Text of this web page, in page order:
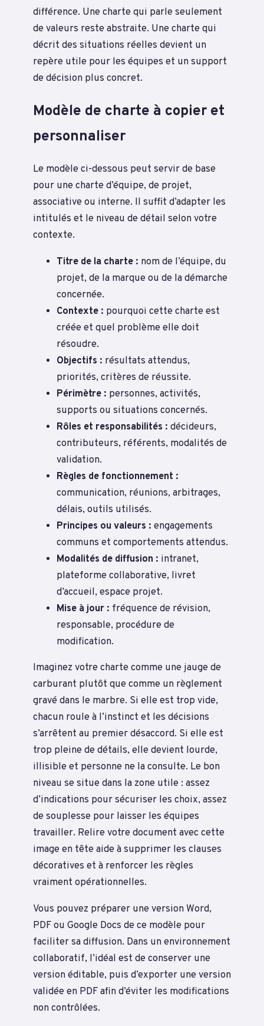
différence. Une charte qui parle seulement
de valeurs reste abstraite. Une charte qui
décrit des situations réelles devient un
repère utile pour les équipes et un support
de décision plus concret.
Modèle de charte à copier et
personnaliser
Le modèle ci-dessous peut servir de base
pour une charte d’équipe, de projet,
associative ou interne. Il suffit d’adapter les
intitulés et le niveau de détail selon votre
contexte.
Titre de la charte : nom de l’équipe, du
projet, de la marque ou de la démarche
concernée.
Contexte : pourquoi cette charte est
créée et quel problème elle doit
résoudre.
Objectifs : résultats attendus,
priorités, critères de réussite.
Périmètre : personnes, activités,
supports ou situations concernés.
Rôles et responsabilités : décideurs,
contributeurs, référents, modalités de
validation.
Règles de fonctionnement :
communication, réunions, arbitrages,
délais, outils utilisés.
Principes ou valeurs : engagements
communs et comportements attendus.
Modalités de diffusion : intranet,
plateforme collaborative, livret
d’accueil, espace projet.
Mise à jour : fréquence de révision,
responsable, procédure de
modification.
Imaginez votre charte comme une jauge de
carburant plutôt que comme un règlement
gravé dans le marbre. Si elle est trop vide,
chacun roule à l’instinct et les décisions
s’arrêtent au premier désaccord. Si elle est
trop pleine de détails, elle devient lourde,
illisible et personne ne la consulte. Le bon
niveau se situe dans la zone utile : assez
d’indications pour sécuriser les choix, assez
de souplesse pour laisser les équipes
travailler. Relire votre document avec cette
image en tête aide à supprimer les clauses
décoratives et à renforcer les règles
vraiment opérationnelles.
Vous pouvez préparer une version Word,
PDF ou Google Docs de ce modèle pour
faciliter sa diffusion. Dans un environnement
collaboratif, l’idéal est de conserver une
version éditable, puis d’exporter une version
validée en PDF afin d’éviter les modifications
non contrôlées.